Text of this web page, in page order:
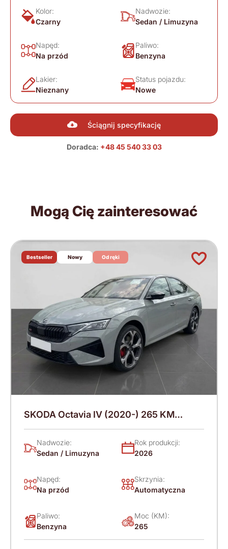
Kolor:
Czarny
Nadwozie:
Sedan / Limuzyna
Napęd:
Na przód
Paliwo:
Benzyna
Lakier:
Nieznany
Status pojazdu:
Nowe
Ściągnij specyfikację
Doradca: +48 45 540 33 03
Mogą Cię zainteresować
Bestseller Nowy Od ręki
SKODA Octavia IV (2020-) 265 KM
(2026)
Nadwozie:
Sedan / Limuzyna
Rok produkcji:
2026
Napęd:
Na przód
Skrzynia:
Automatyczna
Paliwo:
Benzyna
Moc (KM):
265